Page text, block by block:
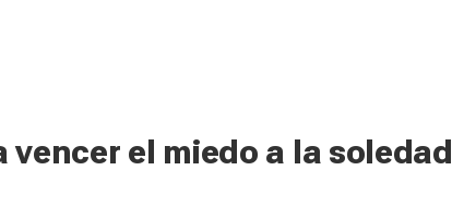
vencer el miedo a la soledad